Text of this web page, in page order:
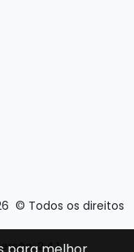
© Todos os direitos
2.4.1